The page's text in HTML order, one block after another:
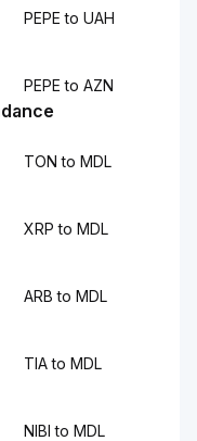
PEPE to UAH
PEPE to AZN
TON to MDL
XRP to MDL
ARB to MDL
TIA to MDL
NIBI to MDL